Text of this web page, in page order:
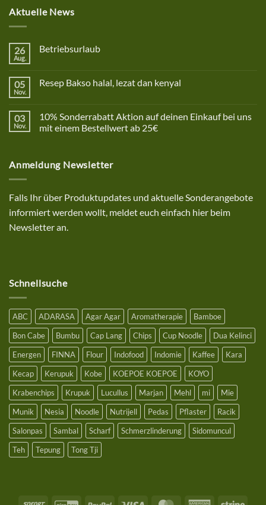
Aktuelle News
26
Aug.
Betriebsurlaub
Betriebsurlaub
05
Nov.
Resep Bakso halal, lezat dan kenyal
Resep
Bakso
halal,
03
Nov.
10% Sonderrabatt Aktion auf deinen Einkauf bei uns
mit einem Bestellwert ab 25€
10%
Sonderrabatt
deinen
Einkauf
uns
mit
einem
Anmeldung Newsletter
Falls Ihr über Produktupdates und aktuelle Sonderangebote
informiert werden wollt, meldet euch einfach hier beim
Newsletter an.
Schnellsuche
ABC ADARASA Agar Agar Aromatherapie
Bamboe
Bon Cabe
Bumbu Cap Lang Chips Cup Noodle
Dua Kelinci
Energen
FINNA Flour Indofood Indomie Kaffee
Kara
Kecap
Kerupuk Kobe KOEPOE KOEPOE
KOYO
Krabenchips
Krupuk Lucullus Marjan Mehl mi
Mie
Munik
Nesia Noodle Nutrijell Pedas Pflaster
Racik
Salonpas
Sambal Scharf Schmerzlinderung
Sidomuncul
Teh
Tepung Tong Tji